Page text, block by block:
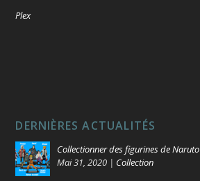
Plex
DERNIÈRES ACTUALITÉS
Collectionner des figurines de Naruto
Mai 31, 2020 | Collection